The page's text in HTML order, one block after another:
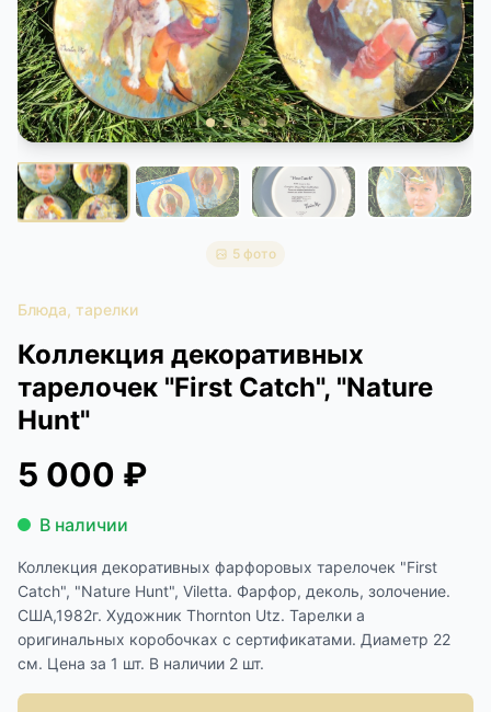
КОНТАКТЫ
ДОСТАВКА И ОПЛАТА
5 фото
Блюда, тарелки
Коллекция декоративных
тарелочек "First Catch", "Nature
Hunt"
5 000 ₽
В наличии
Коллекция декоративных фарфоровых тарелочек "First
Catch", "Nature Hunt", Viletta. Фарфор, деколь, золочение.
США,1982г. Художник Thornton Utz. Тарелки а
оригинальных коробочках с сертификатами. Диаметр 22
см. Цена за 1 шт. В наличии 2 шт.